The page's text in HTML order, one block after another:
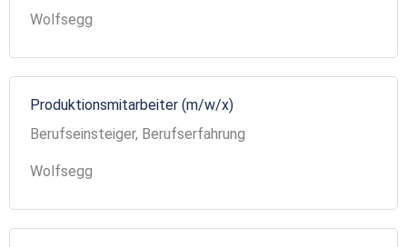
Wolfsegg
Produktionsmitarbeiter (m/w/x)
Berufseinsteiger, Berufserfahrung
Wolfsegg